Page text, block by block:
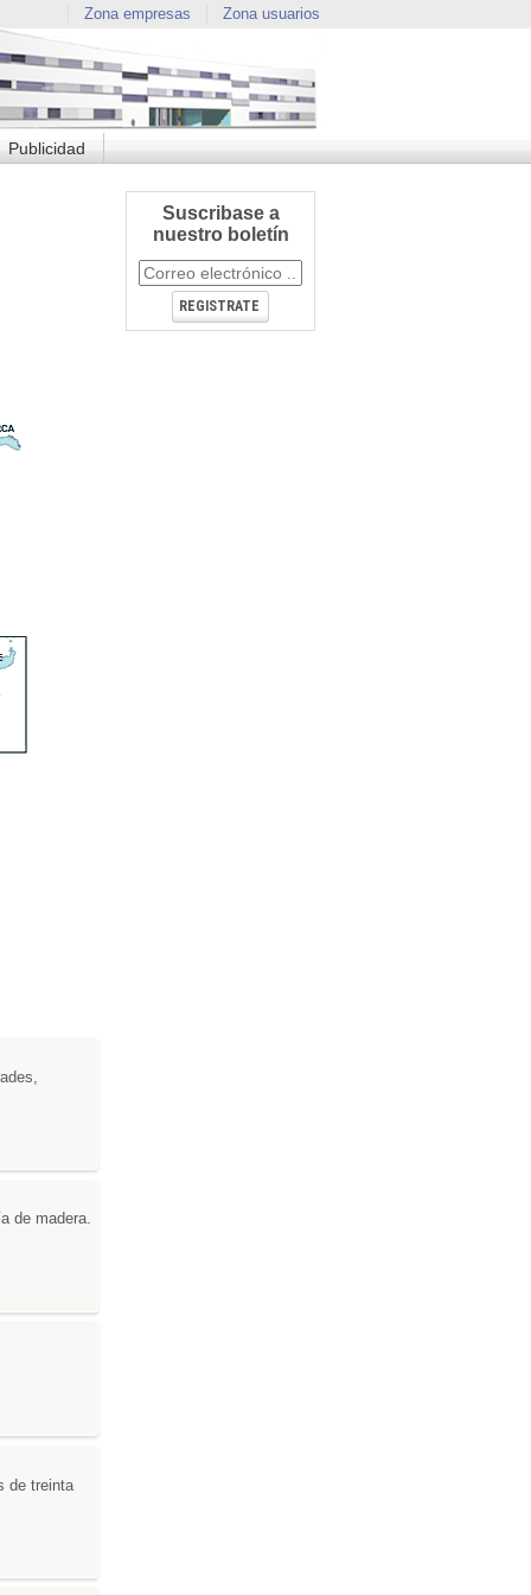
Zona usuarios
Zona empresas
Publicidad
de madera.
de treinta
Suscribase a
nuestro boletín
REGISTRATE